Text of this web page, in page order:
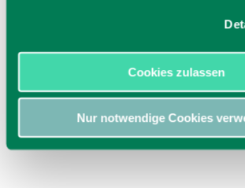
Cookies zulassen
Nur notwendige Cookies